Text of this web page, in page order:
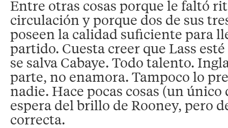
Entre otras cosas porque le faltó
circulación y porque dos de sus
poseen la calidad suficiente para
partido. Cuesta creer que Lass
se salva Cabaye. Todo talento.
parte, no enamora. Tampoco lo
nadie. Hace pocas cosas (un único
espera del brillo de Rooney, pero
correcta.